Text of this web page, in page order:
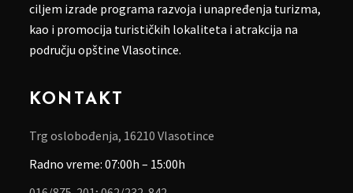
ciljem izrade programa razvoja i unapređenja turizma,
kao i promocija turističkih lokaliteta i atrakcija na
području opštine Vlasotince.
KONTAKT
Trg oslobođenja, 16210 Vlasotince
Radno vreme: 07:00h – 15:00h